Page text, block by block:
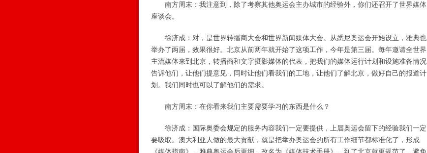
南方周末：我注意到，除了考察其他奥运会主办城市的经验外，你们还召开了世界媒体
座谈会。
徐济成：对，是世界转播商大会和世界新闻媒体大会。从悉尼奥运会开始设立，雅典也
举办了两届，效果很好。北京从前两年就开始了这项工作，今年是第三届。每年邀请全世界
主流媒体来到北京，转播商和文字摄影媒体的代表，把我们的媒体运行计划和设施准备情况
告诉他们，让他们提意见，同时让他们看我们的工地，让他们了解北京，做好自己的报道计
划。我们同时也可以了解他们的需求。
南方周末：在你看来我们主要需要学习的东西是什么？
徐济成：国际奥委会规定的服务内容我们一定要提供，上届奥运会留下的经验我们一定
要吸取。澳大利亚人做的最大贡献，就是把举办奥运会的所有工作细节都标准化了，形成